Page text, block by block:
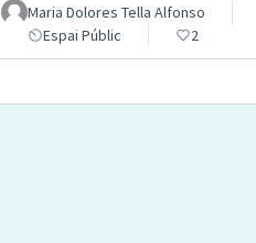
Maria Dolores Tella Alfonso
Espai Públic
2